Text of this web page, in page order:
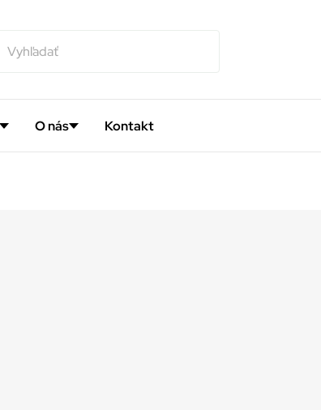
O nás Kontakt